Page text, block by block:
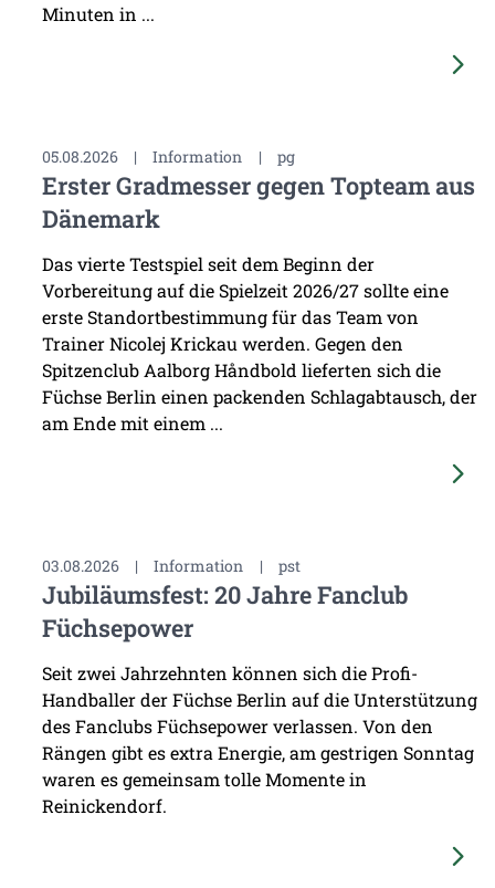
Minuten in ...
05.08.2026 | Information | pg
Erster Gradmesser gegen Topteam aus
Dänemark
Das vierte Testspiel seit dem Beginn der
Vorbereitung auf die Spielzeit 2026/27 sollte eine
erste Standortbestimmung für das Team von
Trainer Nicolej Krickau werden. Gegen den
Spitzenclub Aalborg Håndbold lieferten sich die
Füchse Berlin einen packenden Schlagabtausch, der
am Ende mit einem ...
03.08.2026 | Information | pst
Jubiläumsfest: 20 Jahre Fanclub
Füchsepower
Seit zwei Jahrzehnten können sich die Profi-
Handballer der Füchse Berlin auf die Unterstützung
des Fanclubs Füchsepower verlassen. Von den
Rängen gibt es extra Energie, am gestrigen Sonntag
waren es gemeinsam tolle Momente in
Reinickendorf.